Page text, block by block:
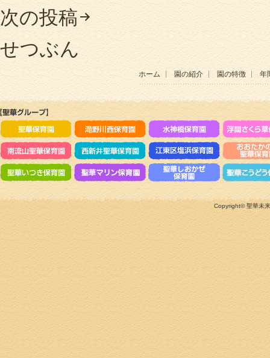
次の投稿
せつぶん
ホーム 園の紹介 園の特徴 年
Copyright©聖華未